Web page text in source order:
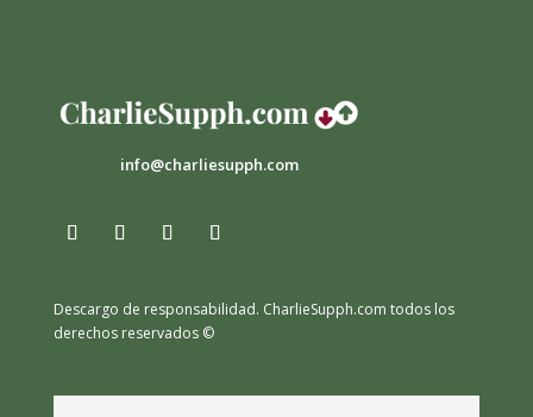
info@charliesupph.com
Descargo de responsabilidad. CharlieSupph.com todos los
derechos reservados ©